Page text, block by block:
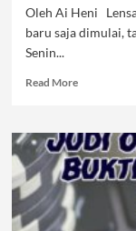
Oleh Ai Heni
baru saja dimulai,
Senin...
Read MoreRead
Budaya
Tawuran
Pelajar,
Generasi
Hilang
Arah?